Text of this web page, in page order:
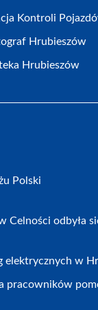
Kontroli
Hrubieszów
Hrubieszów
Polski
Celności odbyła
elektrycznych w